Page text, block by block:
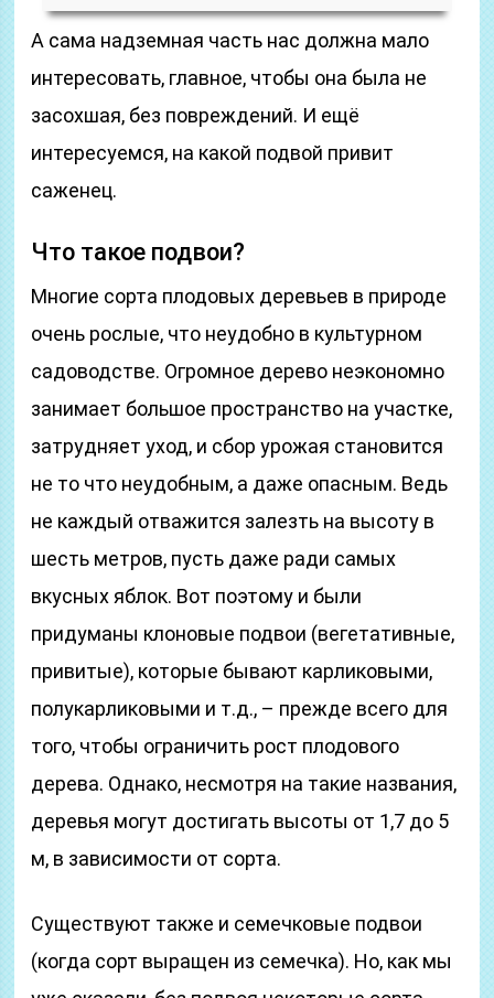
А сама надземная часть нас должна мало
интересовать, главное, чтобы она была не
засохшая, без повреждений. И ещё
интересуемся, на какой подвой привит
саженец.
Что такое подвои?
Многие сорта плодовых деревьев в природе
очень рослые, что неудобно в культурном
садоводстве. Огромное дерево неэкономно
занимает большое пространство на участке,
затрудняет уход, и сбор урожая становится
не то что неудобным, а даже опасным. Ведь
не каждый отважится залезть на высоту в
шесть метров, пусть даже ради самых
вкусных яблок. Вот поэтому и были
придуманы клоновые подвои (вегетативные,
привитые), которые бывают карликовыми,
полукарликовыми и т.д., – прежде всего для
того, чтобы ограничить рост плодового
дерева. Однако, несмотря на такие названия,
деревья могут достигать высоты от 1,7 до 5
м, в зависимости от сорта.
Существуют также и семечковые подвои
(когда сорт выращен из семечка). Но, как мы